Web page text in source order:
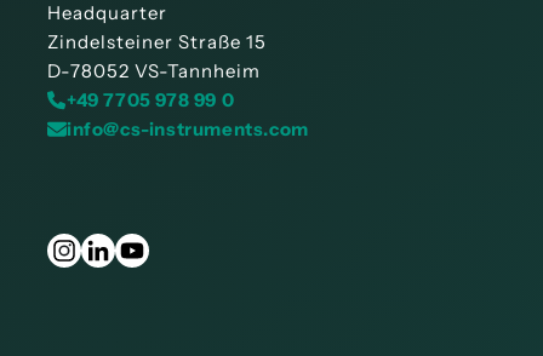
Headquarter
Zindelsteiner Straße 15
D-78052 VS-Tannheim
+49 7705 978 99 0
info@cs-instruments.com